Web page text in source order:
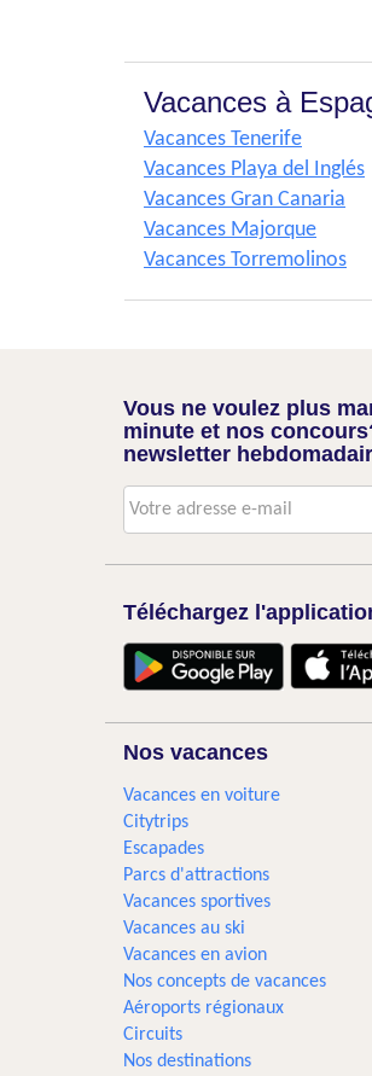
Vacances à
Vacances Tenerife
Vacances Playa del Inglés
Vacances Gran Canaria
Vacances Majorque
Vacances Torremolinos
Vous ne voulez plus
minute et nos
newsletter
Téléchargez
Nos vacances
Vacances en voiture
Citytrips
Escapades
Parcs d'attractions
Vacances sportives
Vacances au ski
Vacances en avion
Nos concepts de vacances
Aéroports régionaux
Circuits
Nos destinations